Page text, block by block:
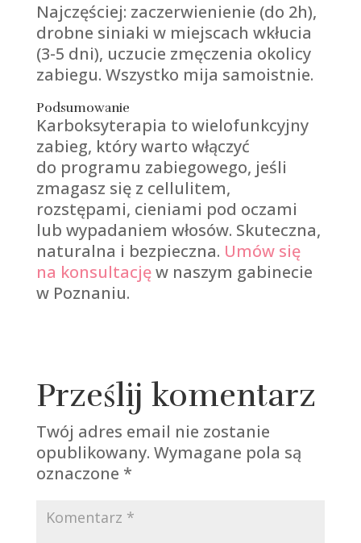
Najczęściej: zaczerwienienie (do 2h),
drobne siniaki w miejscach wkłucia
(3-5 dni), uczucie zmęczenia okolicy
zabiegu. Wszystko mija samoistnie.
Podsumowanie
Karboksyterapia to wielofunkcyjny
zabieg, który warto włączyć
do programu zabiegowego, jeśli
zmagasz się z cellulitem,
rozstępami, cieniami pod oczami
lub wypadaniem włosów. Skuteczna,
naturalna i bezpieczna. Umów się
na konsultacjęw naszym gabinecie
w Poznaniu.
Prześlij komentarz
Twój adres email nie zostanie
opublikowany. Wymagane pola są
oznaczone *